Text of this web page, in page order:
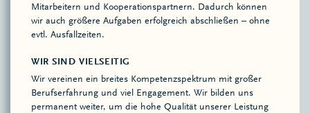
Mitarbeitern und Kooperationspartnern. Dadurch können
wir auch größere Aufgaben erfolgreich abschließen – ohne
evtl. Ausfallzeiten.
WIR SIND VIELSEITIG
Wir vereinen ein breites Kompetenzspektrum mit großer
Berufserfahrung und viel Engagement. Wir bilden uns
permanent weiter, um die hohe Qualität unserer Leistung